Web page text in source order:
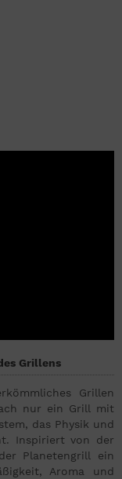
Grillens
Grillen
nur ein Grill mit
das Physik und
Inspiriert von der
Planetengrill ein
Aroma und